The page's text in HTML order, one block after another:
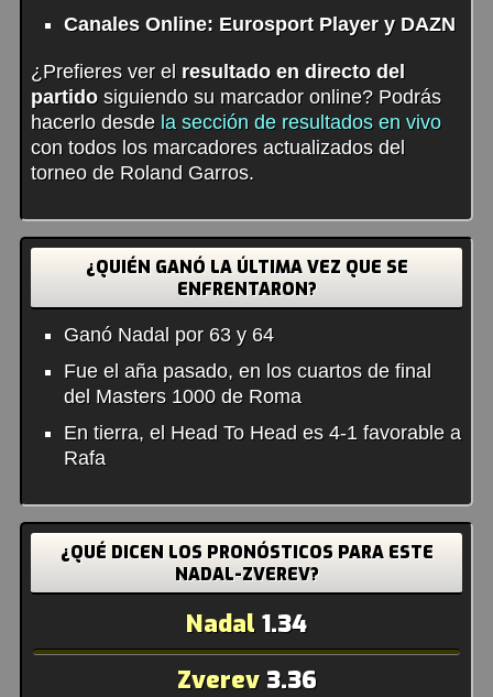
Canales Online: Eurosport Player y DAZN
¿Prefieres ver el resultado en directo del
partidosiguiendo su marcador online? Podrás
hacerlo desde la sección de resultados en vivo
con todos los marcadores actualizados del
torneo de Roland Garros.
¿QUIÉN GANÓ LA ÚLTIMA VEZ QUE SE
ENFRENTARON?
Ganó Nadal por 63 y 64
Fue el aña pasado, en los cuartos de final
del Masters 1000 de Roma
En tierra, el Head To Head es 4-1 favorable a
Rafa
¿QUÉ DICEN LOS PRONÓSTICOS PARA ESTE
NADAL-ZVEREV?
Nadal 1.34
Zverev 3.36